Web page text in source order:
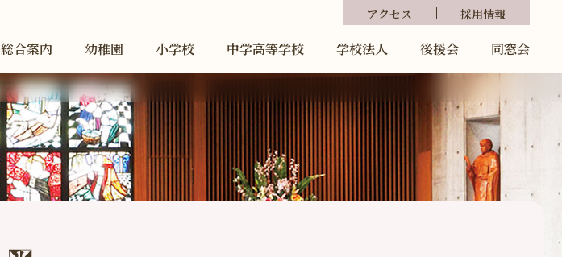
アクセス 採用情報
総合案内 幼稚園 小学校 中学高等学校 学校法人 後援会 同窓会